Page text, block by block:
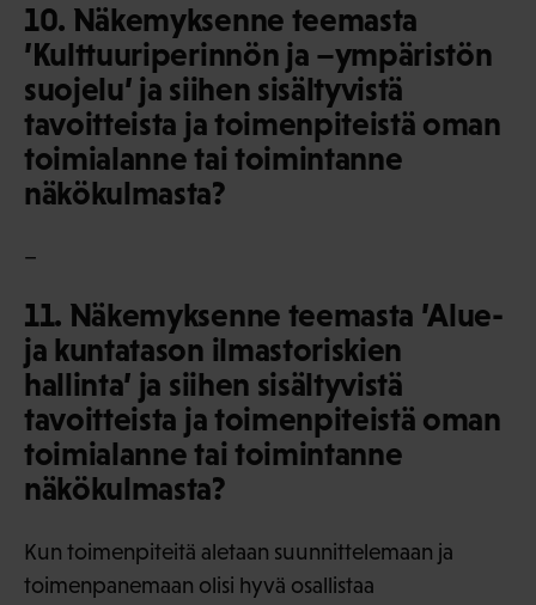
10. Näkemyksenne teemasta
’Kulttuuriperinnön ja –ympäristön
suojelu’ ja siihen sisältyvistä
tavoitteista ja toimenpiteistä oman
toimialanne tai toimintanne
näkökulmasta?
–
11. Näkemyksenne teemasta ’Alue-
ja kuntatason ilmastoriskien
hallinta’ ja siihen sisältyvistä
tavoitteista ja toimenpiteistä oman
toimialanne tai toimintanne
näkökulmasta?
Kun toimenpiteitä aletaan suunnittelemaan ja
toimenpanemaan olisi hyvä osallistaa